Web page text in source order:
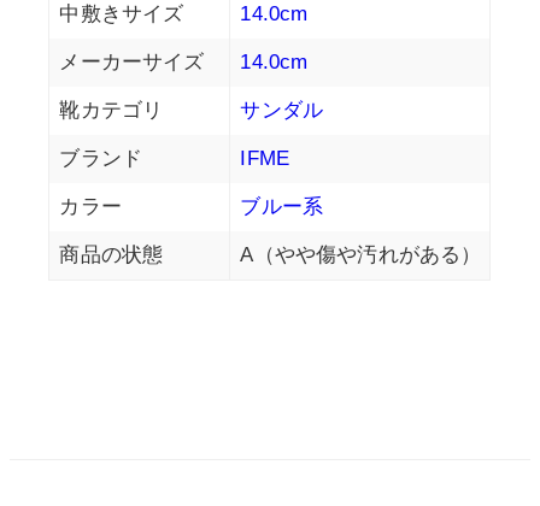
中敷きサイズ 14.0cm
メーカーサイズ 14.0cm
靴カテゴリ サンダル
ブランド IFME
カラー ブルー系
商品の状態 A（やや傷や汚れがある）